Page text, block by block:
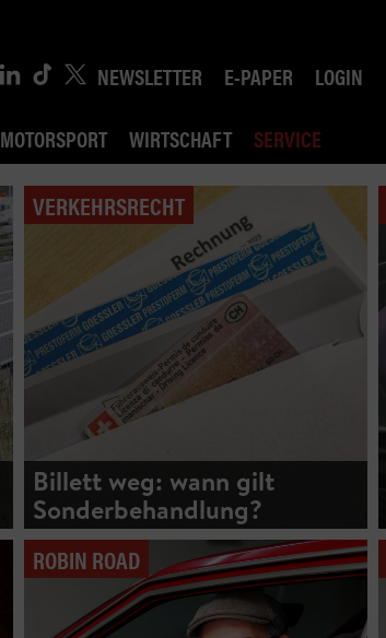
NEWSLETTER E-PAPER LOGIN
MOTORSPORT WIRTSCHAFT SERVICE
ROBIN ROAD
AI RECHTSBERATUNG
VERKEHRSPOLITIK
VERKEHRSRECHT
Billett weg: wann gilt
Sonderbehandlung?
ROBIN ROAD